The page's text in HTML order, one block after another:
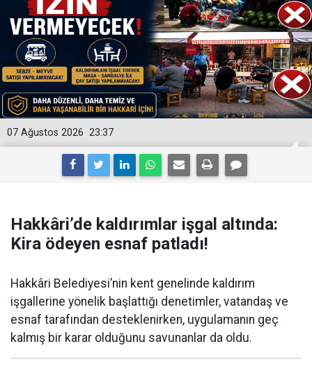
23:37
07 Ağustos 2026
Hakkâri’de kaldırımlar işgal altında:
Kira ödeyen esnaf patladı!
Hakkâri Belediyesi’nin kent genelinde kaldırım
işgallerine yönelik başlattığı denetimler, vatandaş ve
esnaf tarafından desteklenirken, uygulamanın geç
kalmış bir karar olduğunu savunanlar da oldu.